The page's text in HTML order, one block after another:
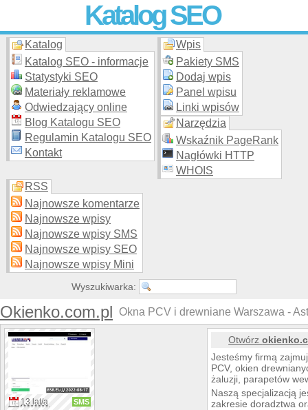
Katalog SEO
Skuteczna i promocja stron WWW –
moderowanego katalogu za darmo!
Katalog
Katalog SEO - informacje
Statystyki SEO
Materiały reklamowe
Odwiedzający online
Blog Katalogu SEO
Regulamin Katalogu SEO
Kontakt
Wpis
Pakiety SMS
Dodaj wpis
Panel wpisu
Linki wpisów
Narzędzia
Wskaźnik PageRank
Nagłówki HTTP
WHOIS
RSS
Najnowsze komentarze
Najnowsze wpisy
Najnowsze wpisy SMS
Najnowsze wpisy SEO
Najnowsze wpisy Mini
Wyszukiwarka:
Okienko.com.pl Okna PCV i drewniane Warszawa -
13 lat/a SMS
Otwórz
Jesteśmy firmą
PCV, okien
żaluzji, parapetów
Naszą specjalizacją
zakresie doradztwa